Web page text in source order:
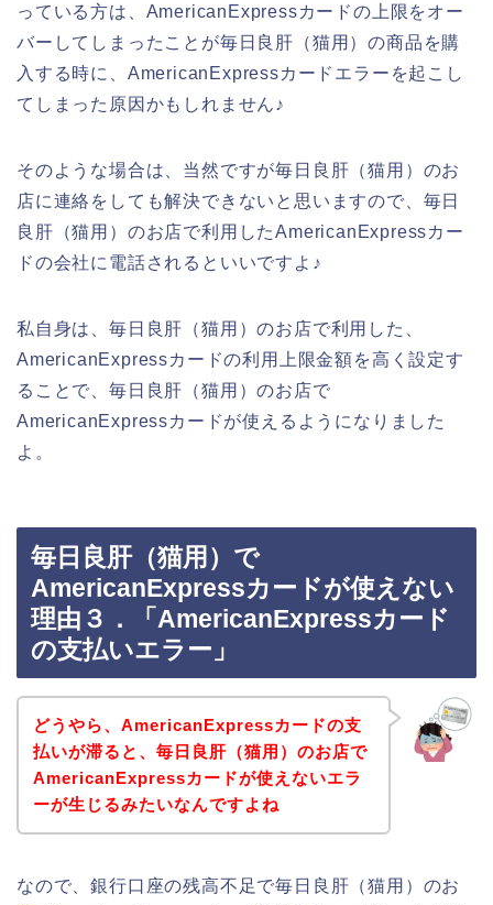
っている方は、AmericanExpressカードの上限をオー
バーしてしまったことが毎日良肝（猫用）の商品を購
入する時に、AmericanExpressカードエラーを起こし
てしまった原因かもしれません♪
そのような場合は、当然ですが毎日良肝（猫用）のお
店に連絡をしても解決できないと思いますので、毎日
良肝（猫用）のお店で利用したAmericanExpressカー
ドの会社に電話されるといいですよ♪
私自身は、毎日良肝（猫用）のお店で利用した、
AmericanExpressカードの利用上限金額を高く設定す
ることで、毎日良肝（猫用）のお店で
AmericanExpressカードが使えるようになりました
よ。
毎日良肝（猫用）で
AmericanExpressカードが使えない
理由３．「AmericanExpressカード
の支払いエラー」
どうやら、AmericanExpressカードの支
払いが滞ると、毎日良肝（猫用）のお店で
AmericanExpressカードが使えないエラ
ーが生じるみたいなんですよね
なので、銀行口座の残高不足で毎日良肝（猫用）のお